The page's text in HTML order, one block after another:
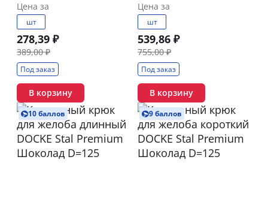
Цена за
шт
278,39 ₽
389,00 ₽
Под заказ
В корзину
Цена за
шт
539,86 ₽
755,00 ₽
Под заказ
В корзину
10 баллов 9 баллов